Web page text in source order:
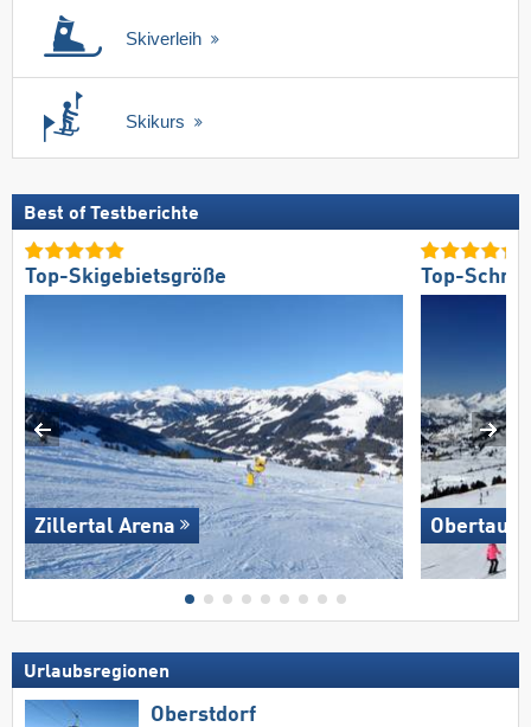
Skiverleih
Skikurs
Best of Testberichte
Top-Skigebietsgröße
Zillertal Arena
Top-
Urlaubsregionen
Oberstdorf